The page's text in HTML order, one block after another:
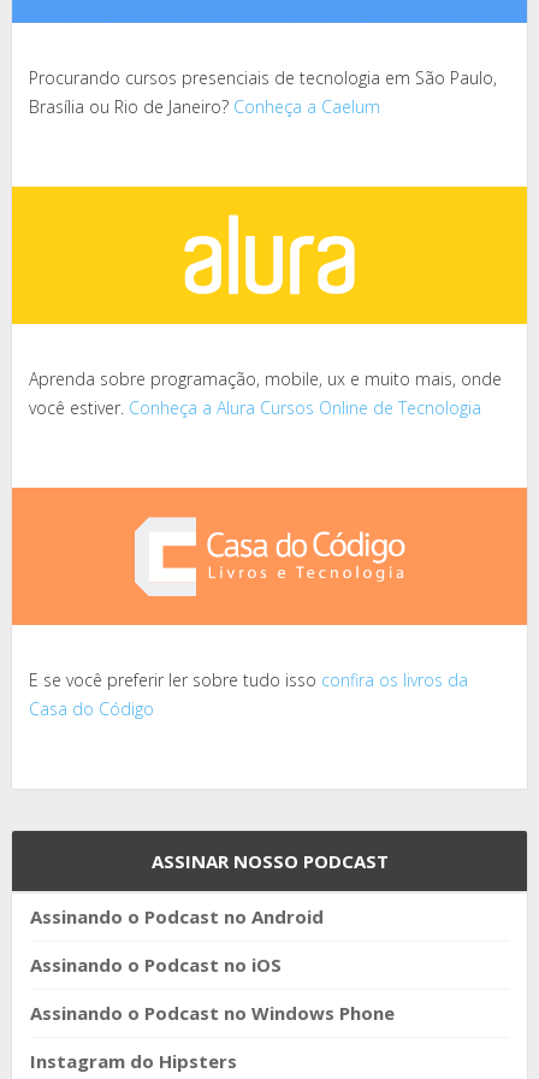
Procurando cursos presenciais de tecnologia em São Paulo,
Brasília ou Rio de Janeiro? Conheça a Caelum
Aprenda sobre programação, mobile, ux e muito mais, onde
você estiver. Conheça a Alura Cursos Online de Tecnologia
E se você preferir ler sobre tudo isso confira os livros da
Casa do Código
ASSINAR NOSSO PODCAST
Assinando o Podcast no Android
Assinando o Podcast no iOS
Assinando o Podcast no Windows Phone
Instagram do Hipsters